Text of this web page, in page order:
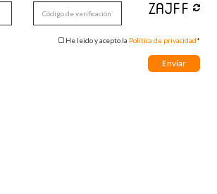
He leido y acepto la Política de privacidad*